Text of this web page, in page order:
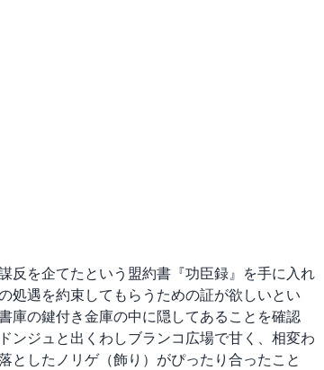
反を企てたという盟約書『功臣録』を手に入れ
処遇を約束してもらうための証が欲しいとい
庫の鍵付き金庫の中に隠してあることを確認
ンジュと出くわしブランコ広場で甘く、相変わ
としたノリゲ（飾り）がぴったり合ったこと